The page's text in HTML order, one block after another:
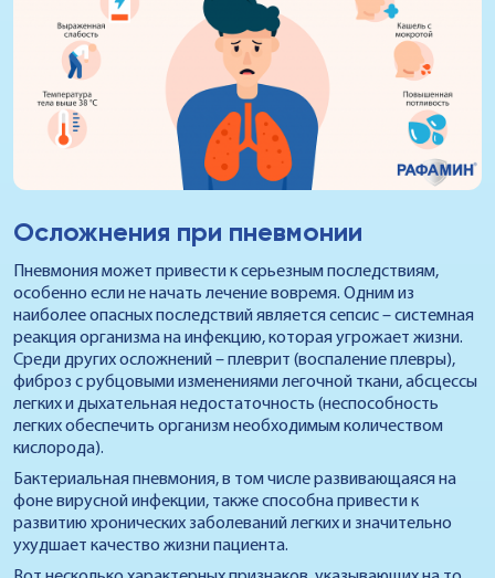
Осложнения при пневмонии
Пневмония может привести к серьезным последствиям,
особенно если не начать лечение вовремя. Одним из
наиболее опасных последствий является сепсис – системная
реакция организма на инфекцию, которая угрожает жизни.
Среди других осложнений – плеврит (воспаление плевры),
фиброз с рубцовыми изменениями легочной ткани, абсцессы
легких и дыхательная недостаточность (неспособность
легких обеспечить организм необходимым количеством
кислорода).
Бактериальная пневмония, в том числе развивающаяся на
фоне вирусной инфекции, также способна привести к
развитию хронических заболеваний легких и значительно
ухудшает качество жизни пациента.